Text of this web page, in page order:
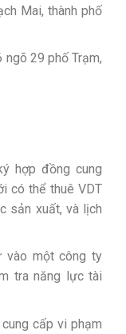
Mai, thành phố
ngõ 29 phố Trạm,
hợp đồng cung
có thể thuê VDT
sản xuất, và lịch
vào một công ty
tra năng lực tài
cung cấp vi phạm